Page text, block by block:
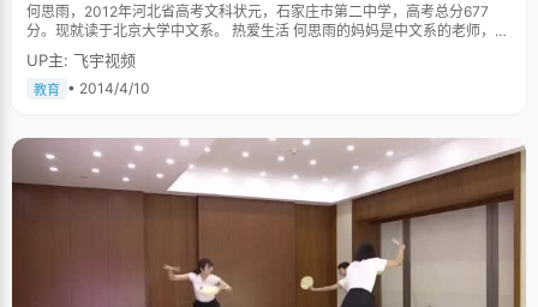
何思雨，2012年河北省高考文科状元，石家庄市第二中学，高考总分677
分。现就读于北京大学中文系。 热爱生活 何思雨的妈妈是中文系的老师，所
以家中有很多经典的传统书籍。爸爸是一名地质研究方向的工作者，所以经
常出差在外，暑假的时候全家就一起出行，去过新疆也到过哈尔滨。这样的
家庭环境，父母的影响契合成了那句话：读万卷书，行万里路。 职业是老师
视节目，妈妈也能发现自己可以学到的可取之处。而爸爸在何思雨看来是一
个非常热心地乐于帮助别人的人。"是真的是那种帮助别人不需要思考自己付
出的时间和经历的人，像是楼道里面的灯坏了或者是楼道很长时间没有人打
扫，虽然不是分内的事情，但是我爸会主动去做这些事情。"父母二人通过自
身的实际行动来教育何思雨，妈妈是用友爱的眼睛发现生活中的美；爸爸是
通过帮助别人来提升自己的快乐，何思雨在这样的家庭环境中成长起来，也
变得热爱生活和乐于助人。这也是在何思雨看来自己身上最闪光的优点，在
她看来快乐的生活并且给身边的朋友带去正能量，真的是一件令人开心的事
UP主: 飞宇视频
教育 • 2014/4/10